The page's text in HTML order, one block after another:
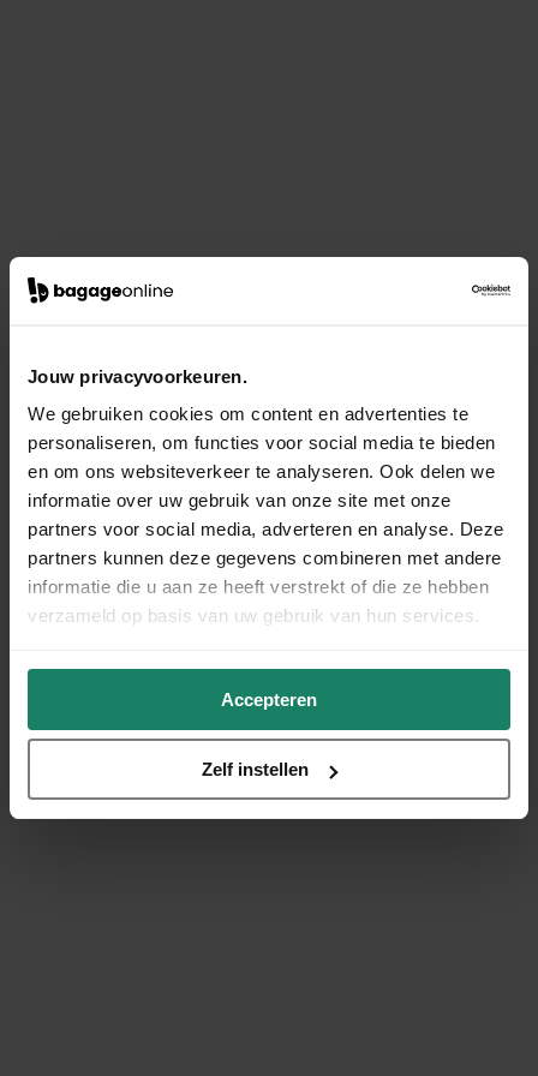
Jouw privacyvoorkeuren.
We gebruiken cookies om content en advertenties te
personaliseren, om functies voor social media te bieden
en om ons websiteverkeer te analyseren. Ook delen we
informatie over uw gebruik van onze site met onze
partners voor social media, adverteren en analyse. Deze
partners kunnen deze gegevens combineren met andere
informatie die u aan ze heeft verstrekt of die ze hebben
verzameld op basis van uw gebruik van hun services.
Accepteren
Zelf instellen